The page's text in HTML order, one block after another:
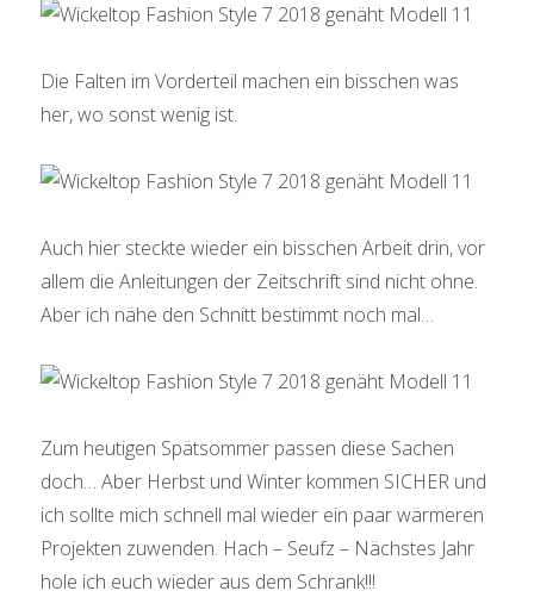
Die Falten im Vorderteil machen ein bisschen was
her, wo sonst wenig ist.
Auch hier steckte wieder ein bisschen Arbeit drin, vor
allem die Anleitungen der Zeitschrift sind nicht ohne.
Aber ich nähe den Schnitt bestimmt noch mal…
Zum heutigen Spätsommer passen diese Sachen
doch… Aber Herbst und Winter kommen SICHER und
ich sollte mich schnell mal wieder ein paar wärmeren
Projekten zuwenden. Hach – Seufz – Nächstes Jahr
hole ich euch wieder aus dem Schrank!!!